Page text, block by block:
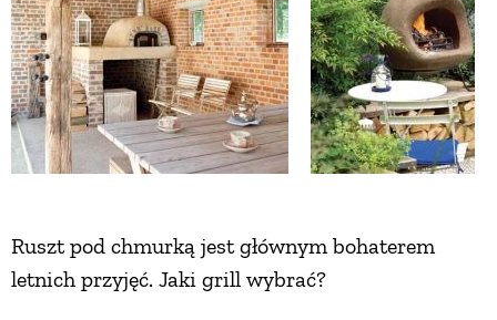
Ruszt pod chmurką jest głównym bohaterem
letnich przyjęć. Jaki grill wybrać?
NATURALNA APTECZKA
DLA DOMU
EKO ŻYCIE
ZWIERZĘTA DOMOWE